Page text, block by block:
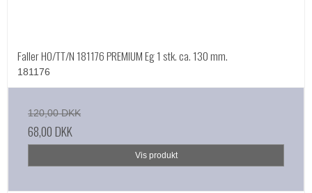
Faller HO/TT/N 181176 PREMIUM Eg 1 stk. ca. 130 mm.
181176
120,00 DKK
68,00 DKK
Vis produkt